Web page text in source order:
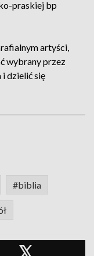
praskiej bp
artyści,
wybrany przez
i dzielić się
#biblia